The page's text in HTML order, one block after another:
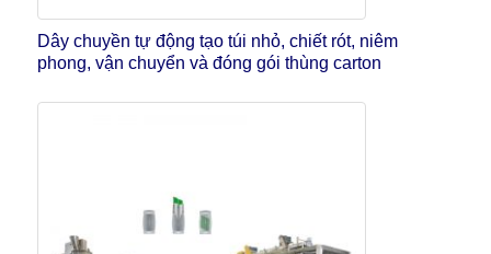
Dây chuyền tự động tạo túi nhỏ, chiết rót, niêm
phong, vận chuyển và đóng gói thùng carton